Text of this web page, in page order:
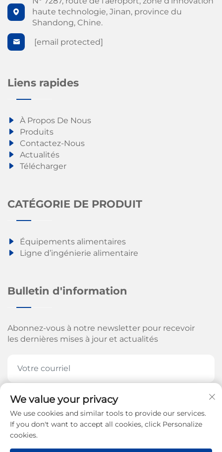
haute technologie, Jinan, province du
Shandong, Chine.
[email protected]
Liens rapides
À Propos De Nous
Produits
Contactez-Nous
Actualités
Télécharger
CATÉGORIE DE PRODUIT
Équipements alimentaires
Ligne d’ingénierie alimentaire
Bulletin d'information
Abonnez-vous à notre newsletter pour recevoir
les dernières mises à jour et actualités
ABONNEZ-VOUS MAINTENANT
We value your privacy
We use cookies and similar tools to provide our services.
If you don't want to accept all cookies, click Personalize
cookies.